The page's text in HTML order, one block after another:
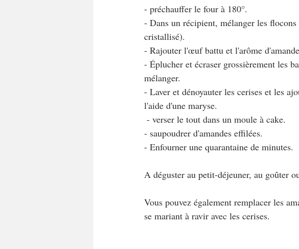
- préchauffer le four à 180°.
- Dans un récipient, mélanger les
cristallisé).
- Rajouter l'œuf battu et l'arôme
- Éplucher et écraser grossièrement les
mélanger.
- Laver et dénoyauter les cerises et les
l'aide d'une maryse.
- verser le tout dans un moule à cake.
- saupoudrer d'amandes effilées.
- Enfourner une quarantaine de minutes.
A déguster au petit-déjeuner, au goûter
Vous pouvez également remplacer les
se mariant à ravir avec les cerises.